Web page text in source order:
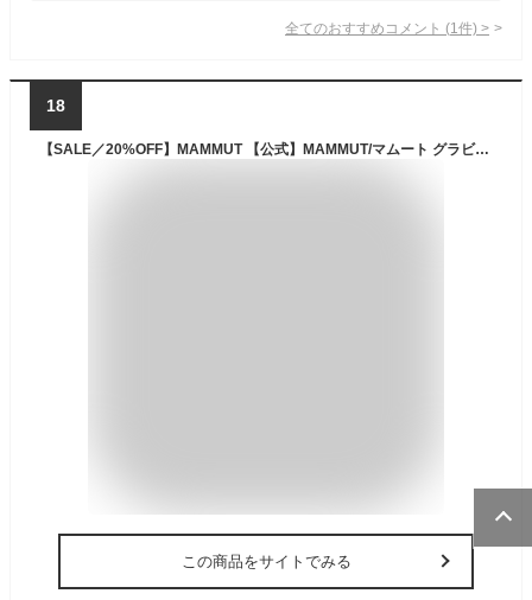
全てのおすすめコメント (1 件) >
18
【SALE／20%OFF】MAMMUT 【公式】MAMMUT/マムート グラビティ インサレーション フーデッド ジャケット アジアンフィット ウィメンズ / Gravity IN Hooded Jacket AF Women マムート ジャケット・アウター ダウンジャケット・ダウンベスト イエロー ネイビー【送料無料】
この商品をサイトでみる